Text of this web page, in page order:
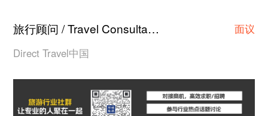
旅行顾问 / Travel Consultant·
面议
Direct Travel中国